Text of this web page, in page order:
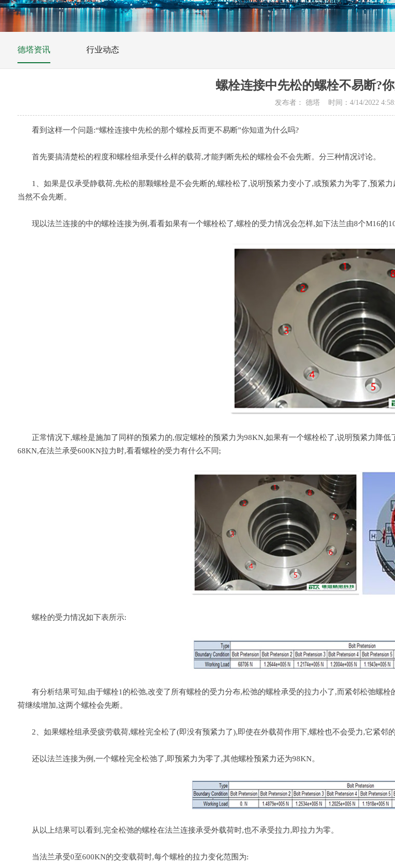
德塔资讯 行业动态
螺栓连接中先松的螺栓不易断?
发布者： 德塔 时间：4/14/2022
看到这样一个问题:“螺栓连接中先松的那个螺栓反而更不易断”你知道为什么吗?
首先要搞清楚松的程度和螺栓组承受什么样的载荷,才能判断先松的螺栓会不会先断。分三种情况讨论。
1、如果是仅承受静载荷,先松的那颗螺栓是不会先断的,螺栓松了,说明预紧力变小了,或预紧力为零了,预紧
当然不会先断。
现以法兰连接的中的螺栓连接为例,看看如果有一个螺栓松了,螺栓的受力情况会怎样,如下法兰由8个M16的
正常情况下,螺栓是施加了同样的预紧力的,假定螺栓的预紧力为98KN,如果有一个螺栓松了,说明预紧力降低
68KN,在法兰承受600KN拉力时,看看螺栓的受力有什么不同;
螺栓的受力情况如下表所示:
有分析结果可知,由于螺栓1的松弛,改变了所有螺栓的受力分布,松弛的螺栓承受的拉力小了,而紧邻松弛螺栓
荷继续增加,这两个螺栓会先断。
2、如果螺栓组承受疲劳载荷,螺栓完全松了(即没有预紧力了),即使在外载荷作用下,螺栓也不会受力,它紧邻
还以法兰连接为例,一个螺栓完全松弛了,即预紧力为零了,其他螺栓预紧力还为98KN。
从以上结果可以看到,完全松弛的螺栓在法兰连接承受外载荷时,也不承受拉力,即拉力为零。
当法兰承受0至600KN的交变载荷时,每个螺栓的拉力变化范围为: